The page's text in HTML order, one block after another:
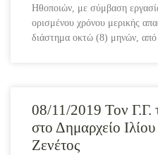
Ηθοποιών, με σύμβαση
ορισμένου χρόνου μερικής
διάστημα οκτώ (8) μηνών,
08/11/2019 Τον
στο Δημαρχείο
Ζενέτος